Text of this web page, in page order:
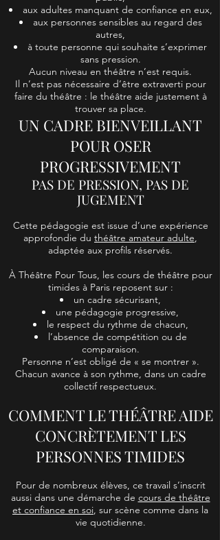
aux adultes manquant de confiance en eux,
aux personnes sensibles au regard des
autres,
à toute personne qui souhaite s’exprimer
sans pression.
Aucun niveau en théâtre n’est requis.
Il n’est pas nécessaire d’être extraverti pour
faire du théâtre : le théâtre aide justement à
trouver sa place.
UN CADRE BIENVEILLANT
POUR OSER
PROGRESSIVEMENT
PAS DE PRESSION, PAS DE
JUGEMENT
Cette pédagogie est issue d’une expérience
approfondie du théâtre amateur adulte,
adaptée aux profils réservés.
À Théâtre Pour Tous, les cours de théâtre pour
timides à Paris reposent sur :
un cadre sécurisant,
une pédagogie progressive,
le respect du rythme de chacun,
l’absence de compétition ou de
comparaison.
Personne n’est obligé de « se montrer ».
Chacun avance à son rythme, dans un cadre
collectif respectueux.
COMMENT LE THÉÂTRE AIDE
CONCRÈTEMENT LES
PERSONNES TIMIDES
Pour de nombreux élèves, ce travail s’inscrit
aussi dans une démarche de cours de théâtre
et confiance en soi, sur scène comme dans la
vie quotidienne.